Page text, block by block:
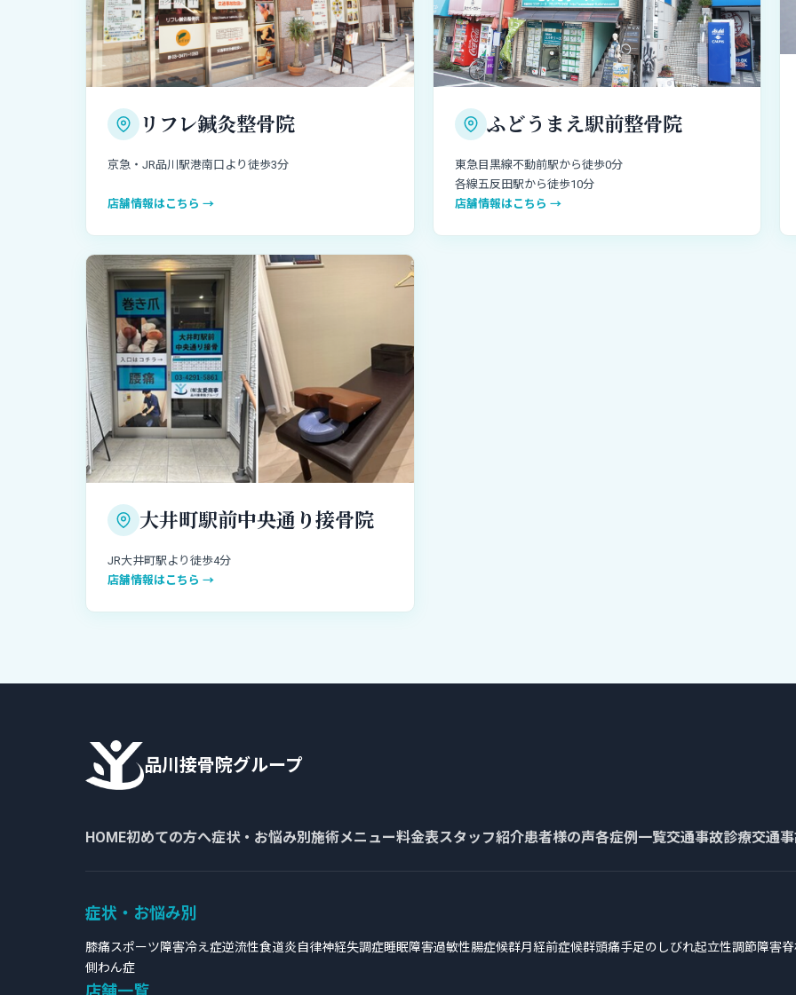
リフレ鍼灸整骨院
京急・JR品川駅港南口より徒歩3分
店舗情報はこちら →
ふどうまえ駅前整骨院
東急目黒線不動前駅から徒歩0分
各線五反田駅から徒歩10分
店舗情報はこちら →
大井町駅前中央通り接骨院
JR大井町駅より徒歩4分
店舗情報はこちら →
品川接骨院グループ
HOME初めての方へ症状・お悩み別 施術メニュー料金表スタッフ紹介患者様の声各症例一覧交通事故診療交通
症状・お悩み別
膝痛スポーツ障害冷え症逆流性食道炎自律神経失調症睡眠障害過敏性腸症候群月経前症候群頭痛手足のしびれ起立性調節障害
側わん症
店舗一覧